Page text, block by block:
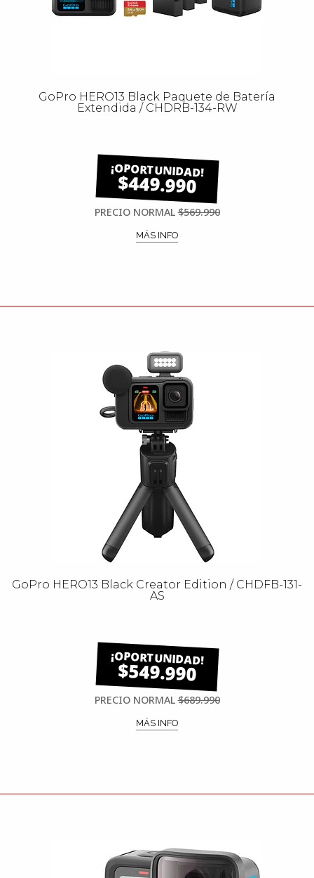
GoPro HERO13 Black Paquete de Batería
Extendida / CHDRB-134-RW
$449.990
PRECIO NORMAL$569.990
MÁS INFO
GoPro HERO13 Black Creator Edition / CHDFB-131-
AS
$549.990
PRECIO NORMAL$689.990
MÁS INFO